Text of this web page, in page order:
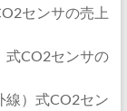
センサの売上
式CO2センサの
線）式CO2セン